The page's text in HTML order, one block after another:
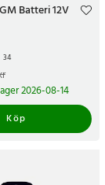
Batteri 12V
34
2026-08-14
Köp